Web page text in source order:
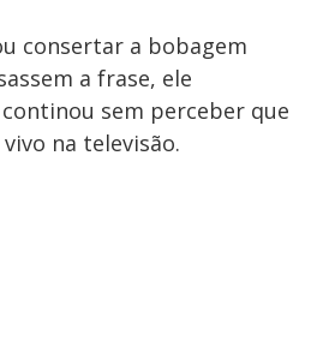
consertar a bobagem
a frase, ele
sem perceber que
na televisão.